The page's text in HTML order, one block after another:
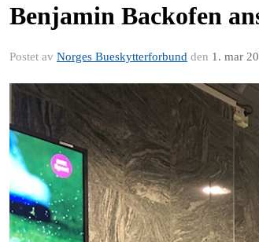
Benjamin Backofen
Postet av Norges Bueskytterforbund den 1. mar